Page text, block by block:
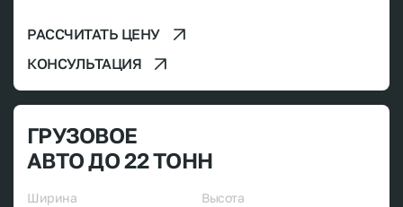
РАССЧИТАТЬ ЦЕНУ
КОНСУЛЬТАЦИЯ
ГРУЗОВОЕ
АВТО ДО 22 ТОНН
Ширина Высота